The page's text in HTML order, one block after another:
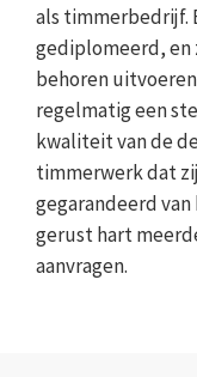
als timmerbedrijf.
gediplomeerd, en
behoren
regelmatig een
kwaliteit van de
timmerwerk dat
gegarandeerd
gerust hart
aanvragen.